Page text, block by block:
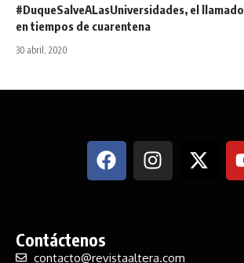
#DuqueSalveALasUniversidades, el llamado
en tiempos de cuarentena
30 abril, 2020
Contáctenos
contacto@revistaaltera.com